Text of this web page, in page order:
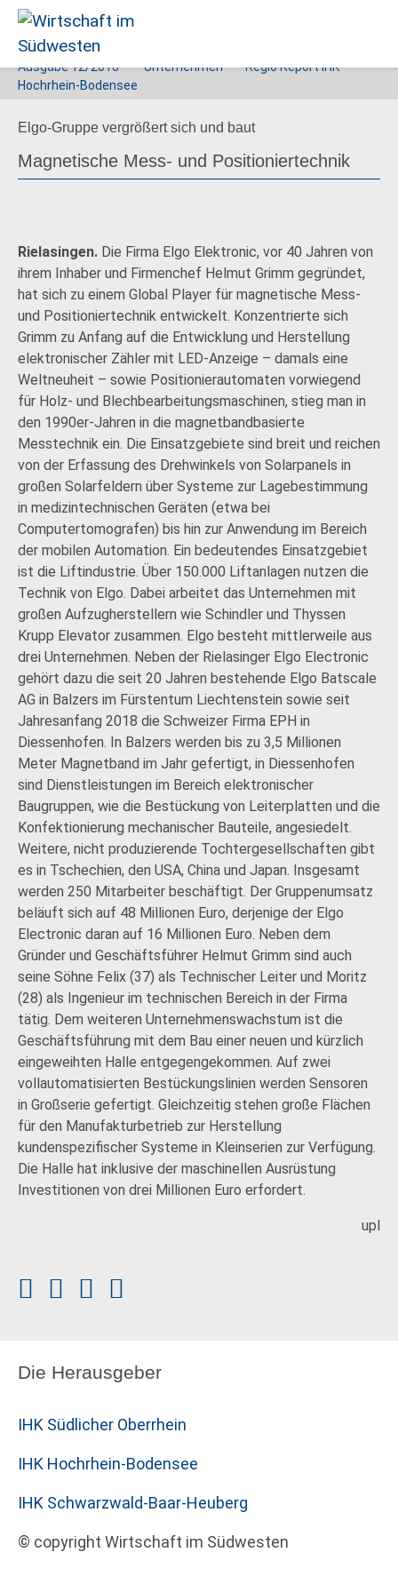
Wirtschaft
Südwesten
Ausgabe12/2018 Unternehmen
Regio Report IHK
Hochrhein-Bodensee
Elgo-Gruppe vergrößert sich und baut
Magnetische Mess- und Positioniertechnik
Rielasingen. Die Firma Elgo Elektronic, vor 40 Jahren von
ihrem Inhaber und Firmenchef Helmut Grimm gegründet,
hat sich zu einem Global Player für magnetische Mess-
und Positioniertechnik entwickelt. Konzentrierte sich
Grimm zu Anfang auf die Entwicklung und Herstellung
elektronischer Zähler mit LED-Anzeige – damals eine
Weltneuheit – sowie Positionierautomaten vorwiegend
für Holz- und Blechbearbeitungsmaschinen, stieg man in
den 1990er-Jahren in die magnetbandbasierte
Messtechnik ein. Die Einsatzgebiete sind breit und reichen
von der Erfassung des Drehwinkels von Solarpanels in
großen Solarfeldern über Systeme zur Lagebestimmung
in medizintechnischen Geräten (etwa bei
Computertomografen) bis hin zur Anwendung im Bereich
der mobilen Automation. Ein bedeutendes Einsatzgebiet
ist die Liftindustrie. Über 150.000 Liftanlagen nutzen die
Technik von Elgo. Dabei arbeitet das Unternehmen mit
großen Aufzugherstellern wie Schindler und Thyssen
Krupp Elevator zusammen. Elgo besteht mittlerweile aus
drei Unternehmen. Neben der Rielasinger Elgo Electronic
gehört dazu die seit 20 Jahren bestehende Elgo Batscale
AG in Balzers im Fürstentum Liechtenstein sowie seit
Jahresanfang 2018 die Schweizer Firma EPH in
Diessenhofen. In Balzers werden bis zu 3,5 Millionen
Meter Magnetband im Jahr gefertigt, in Diessenhofen
sind Dienstleistungen im Bereich elektronischer
Baugruppen, wie die Bestückung von Leiterplatten und die
Konfektionierung mechanischer Bauteile, angesiedelt.
Weitere, nicht produzierende Tochtergesellschaften gibt
es in Tschechien, den USA, China und Japan. Insgesamt
werden 250 Mitarbeiter beschäftigt. Der Gruppenumsatz
beläuft sich auf 48 Millionen Euro, derjenige der Elgo
Electronic daran auf 16 Millionen Euro. Neben dem
Gründer und Geschäftsführer Helmut Grimm sind auch
seine Söhne Felix (37) als Technischer Leiter und Moritz
(28) als Ingenieur im technischen Bereich in der Firma
tätig. Dem weiteren Unternehmenswachstum ist die
Geschäftsführung mit dem Bau einer neuen und kürzlich
eingeweihten Halle entgegengekommen. Auf zwei
vollautomatisierten Bestückungslinien werden Sensoren
in Großserie gefertigt. Gleichzeitig stehen große Flächen
für den Manufakturbetrieb zur Herstellung
kundenspezifischer Systeme in Kleinserien zur Verfügung.
Die Halle hat inklusive der maschinellen Ausrüstung
Investitionen von drei Millionen Euro erfordert.
upl
Die Herausgeber
IHK Südlicher Oberrhein
IHK Hochrhein-Bodensee
IHK Schwarzwald-Baar-Heuberg
© copyright Wirtschaft im Südwesten